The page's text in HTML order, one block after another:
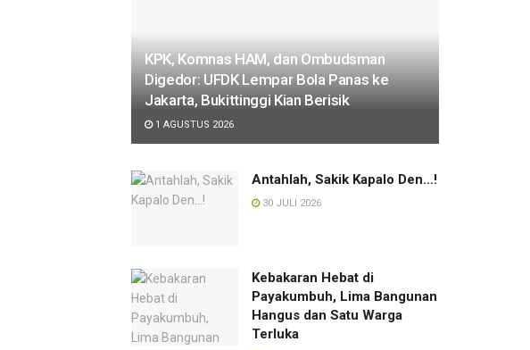
KPK, Komnas HAM, dan Ombudsman
Digedor: UFDK Lempar Bola Panas ke
Jakarta, Bukittinggi Kian Berisik
1 AGUSTUS 2026
Antahlah, Sakik Kapalo Den…!
30 JULI 2026
Kebakaran Hebat di
Payakumbuh, Lima Bangunan
Hangus dan Satu Warga
Terluka